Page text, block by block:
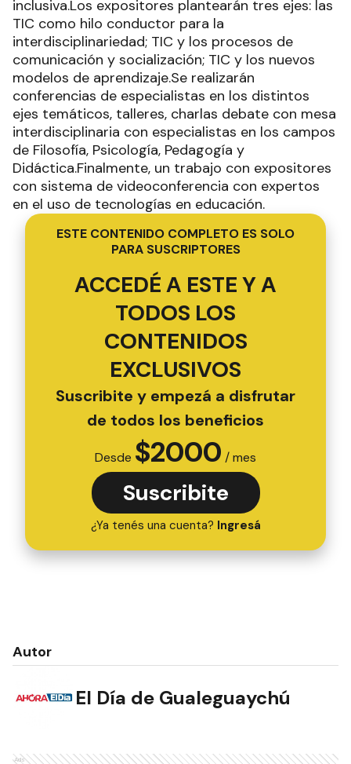
inclusiva.Los expositores plantearán tres ejes: las
TIC como hilo conductor para la
interdisciplinariedad; TIC y los procesos de
comunicación y socialización; TIC y los nuevos
modelos de aprendizaje.Se realizarán
conferencias de especialistas en los distintos
ejes temáticos, talleres, charlas debate con mesa
interdisciplinaria con especialistas en los campos
de Filosofía, Psicología, Pedagogía y
Didáctica.Finalmente, un trabajo con expositores
con sistema de videoconferencia con expertos
en el uso de tecnologías en educación.
ESTE CONTENIDO COMPLETO ES SOLO
PARA SUSCRIPTORES
ACCEDÉ A ESTE Y A
TODOS LOS
CONTENIDOS
EXCLUSIVOS
Suscribite y empezá a disfrutar
de todos los beneficios
Desde $2000 / mes
Suscribite
¿Ya tenés una cuenta? Ingresá
Autor
El Día de Gualeguaychú
Ads